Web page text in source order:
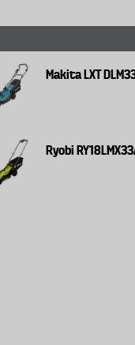
Makita LXT
Ryobi